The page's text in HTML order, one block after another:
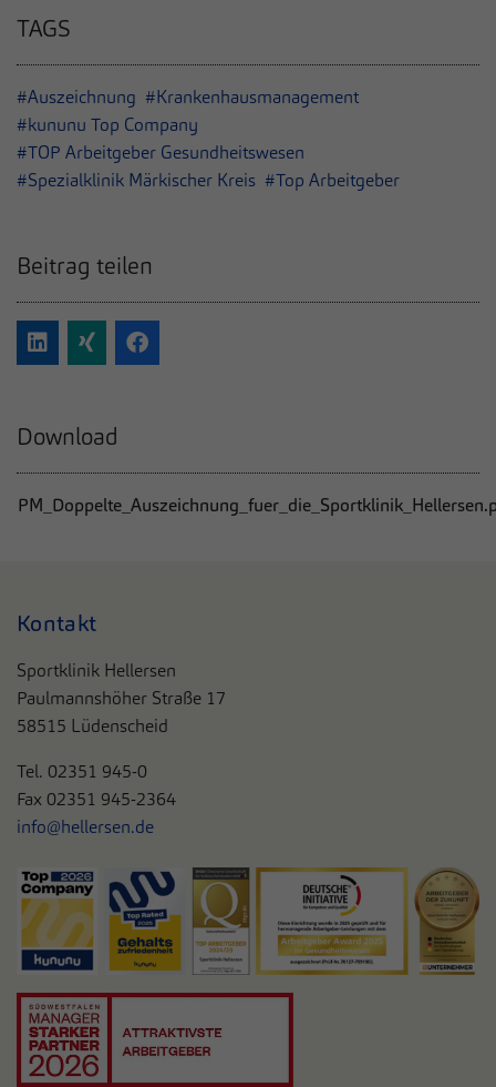
TAGS
#Auszeichnung #Krankenhausmanagement
#kununu Top Company
#TOP Arbeitgeber Gesundheitswesen
#Spezialklinik Märkischer Kreis #Top Arbeitgeber
Beitrag teilen
Download
Kontakt
Sportklinik Hellersen
Paulmannshöher Straße 17
58515 Lüdenscheid
Tel. 02351 945-0
Fax 02351 945-2364
info@hellersen.de